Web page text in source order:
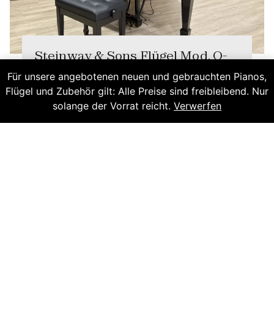
Steinway & Sons Flügel Mod. O-
180 Spirio
183.500,00 €
155.000,00€
Klavier stimmen?
Für unsere angebotenen neuen und gebrauchten Pianos,
Flügel und Zubehör gilt: Alle Preise sind freibleibend. Nur
solange der Vorrat reicht. Verwerfen